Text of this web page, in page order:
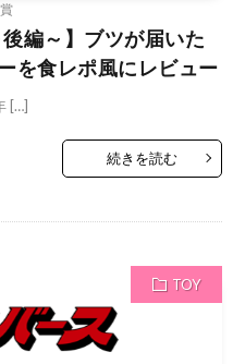
編～】ブツが届いた
を食レポ風にレビュー
[…]
続きを読む
TOY